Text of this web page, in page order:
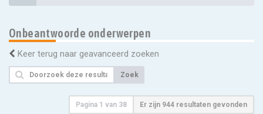
Onbeantwoorde onderwerpen
Keer terug naar geavanceerd zoeken
Zoek
Pagina 1 van 38 Er zijn 944 resultaten gevonden